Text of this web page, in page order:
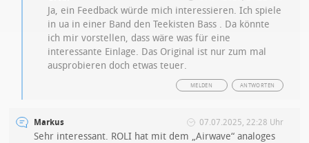
Ja, ein Feedback würde mich interessieren. Ich spiele
in ua in einer Band den Teekisten Bass . Da könnte
ich mir vorstellen, dass wäre was für eine
interessante Einlage. Das Original ist nur zum mal
ausprobieren doch etwas teuer.
ANTWORTEN
MELDEN
Markus 07.07.2025, 22:28 Uhr
Sehr interessant. ROLI hat mit dem „Airwave“ analoges